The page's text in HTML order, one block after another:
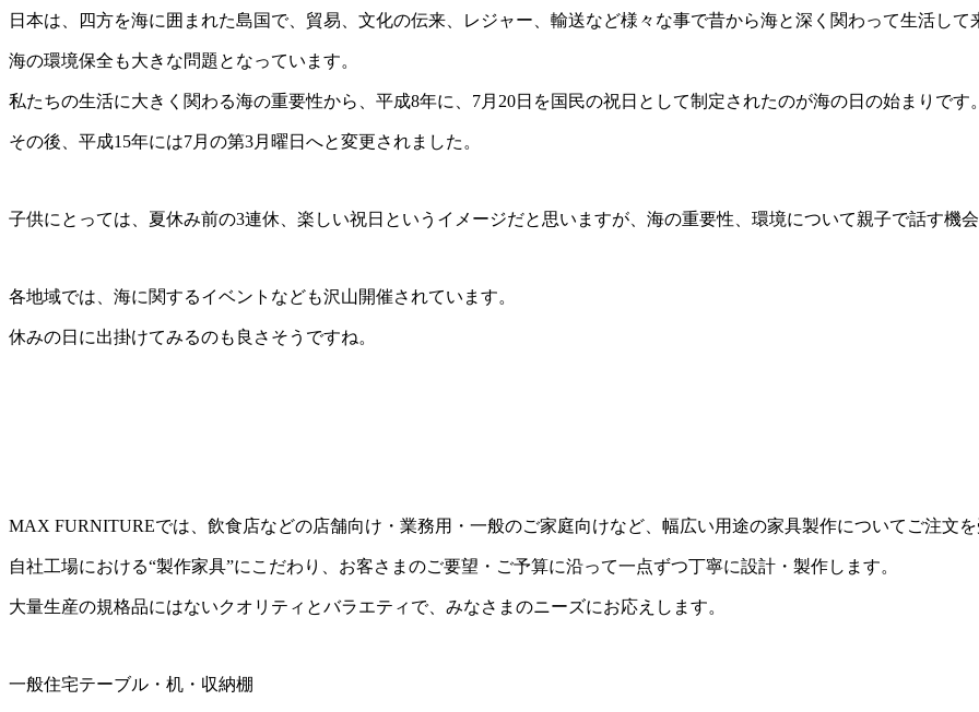
日本は、四方を海に囲まれた島国で、貿易、文化の伝来、レジャー、輸送など様々な事で昔から海と深く関わって生活して
海の環境保全も大きな問題となっています。
私たちの生活に大きく関わる海の重要性から、平成8年に、7月20日を国民の祝日として制定されたのが海の日の始まりです。
その後、平成15年には7月の第3月曜日へと変更されました。
子供にとっては、夏休み前の3連休、楽しい祝日というイメージだと思いますが、海の重要性、環境について親子で話す機
各地域では、海に関するイベントなども沢山開催されています。
休みの日に出掛けてみるのも良さそうですね。
MAX FURNITUREでは、飲食店などの店舗向け・業務用・一般のご家庭向けなど、幅広い用途の家具製作についてご注文を
自社工場における“製作家具”にこだわり、お客さまのご要望・ご予算に沿って一点ずつ丁寧に設計・製作します。
大量生産の規格品にはないクオリティとバラエティで、みなさまのニーズにお応えします。
一般住宅テーブル・机・収納棚